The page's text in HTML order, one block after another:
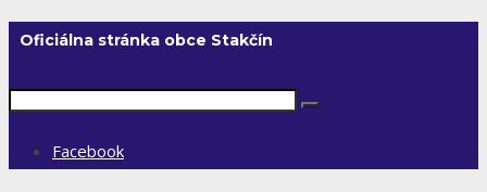
Oficiálna stránka obce Stakčín
Facebook